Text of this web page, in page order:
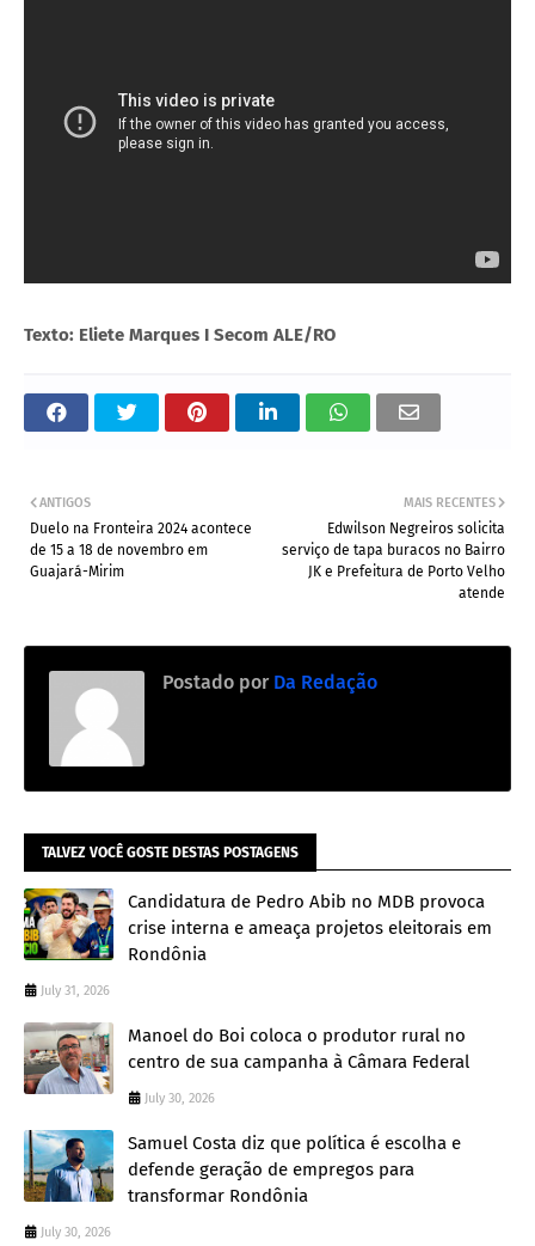
Texto: Eliete Marques I Secom ALE/RO
MAIS RECENTES
Edwilson Negreiros solicita
serviço de tapa buracos no Bairro
JK e Prefeitura de Porto Velho
atende
ANTIGOS
Duelo na Fronteira 2024 acontece
de 15 a 18 de novembro em
Guajará-Mirim
Postado por Da Redação
TALVEZ VOCÊ GOSTE DESTAS POSTAGENS
Candidatura de Pedro Abib no MDB provoca
crise interna e ameaça projetos eleitorais em
Rondônia
July 31, 2026
Manoel do Boi coloca o produtor rural no
centro de sua campanha à Câmara Federal
July 30, 2026
Samuel Costa diz que política é escolha e
defende geração de empregos para
transformar Rondônia
July 30, 2026